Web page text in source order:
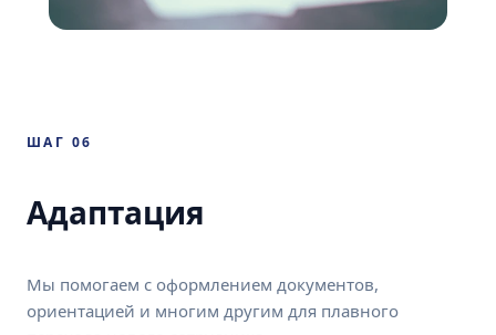
ШАГ 06
Адаптация
Мы помогаем с оформлением документов,
ориентацией и многим другим для плавного